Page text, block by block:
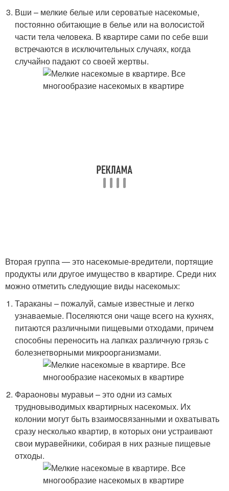
Вши – мелкие белые или сероватые насекомые,
постоянно обитающие в белье или на волосистой
части тела человека. В квартире сами по себе вши
встречаются в исключительных случаях, когда
случайно падают со своей жертвы.
Вторая группа — это насекомые-вредители, портящие
продукты или другое имущество в квартире. Среди них
можно отметить следующие виды насекомых:
Тараканы – пожалуй, самые известные и легко
узнаваемые. Поселяются они чаще всего на кухнях,
питаются различными пищевыми отходами, причем
способны переносить на лапках различную грязь с
болезнетворными микроорганизмами.
Фараоновы муравьи – это одни из самых
трудновыводимых квартирных насекомых. Их
колонии могут быть взаимосвязанными и охватывать
сразу несколько квартир, в которых они устраивают
свои муравейники, собирая в них разные пищевые
отходы.